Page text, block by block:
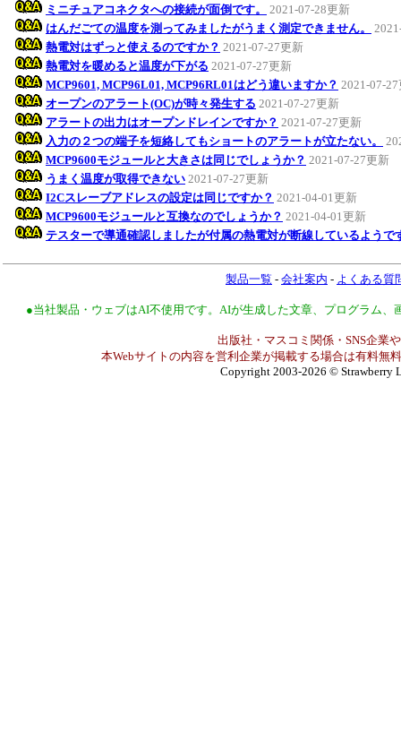
ミニチュアコネクタへの接続が面倒です。
2021-07-28更新
はんだごての温度を測ってみましたがうまく測定できません。
熱電対はずっと使えるのですか？ 2021-07-27更新
熱電対を暖めると温度が下がる 2021-07-27更新
MCP9601, MCP96L01, MCP96RL01はどう違いますか？ 2021-07-
オープンのアラート(OC)が時々発生する 2021-07-27更新
アラートの出力はオープンドレインですか？ 2021-07-27更新
入力の２つの端子を短絡してもショートのアラートが立たない。
MCP9600モジュールと大きさは同じでしょうか？ 2021-07-27更新
うまく温度が取得できない 2021-07-27更新
I2Cスレーブアドレスの設定は同じですか？ 2021-04-01更新
MCP9600モジュールと互換なのでしょうか？ 2021-04-01更新
テスターで導通確認しましたが付属の熱電対が断線しているようで
製品一覧 - 会社案内 - よくある質
●当社製品・ウェブはAI不使用です。AIが生成した文章、プログラム
出版社・マスコミ関係・SNS企業
本Webサイトの内容を営利企業が掲載する場合は有料無
Copyright 2003-2026 © Strawberry